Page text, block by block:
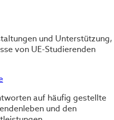
und Unterstützung,
von UE-Studierenden
auf häufig gestellte
und den